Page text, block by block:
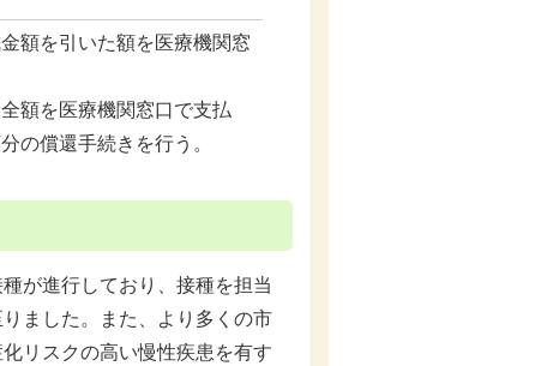
額を引いた額を医療機関窓
額を医療機関窓口で支払
の償還手続きを行う。
が進行しており、接種を担当
ました。また、より多くの市
リスクの高い慢性疾患を有す